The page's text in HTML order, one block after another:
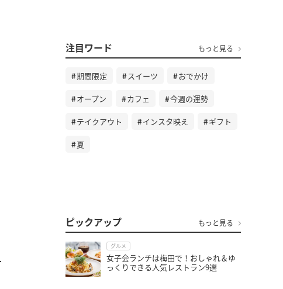
注目ワード もっと見る
期間限定 スイーツ おでかけ
オープン カフェ 今週の運勢
テイクアウト インスタ映え ギフト
夏
ピックアップ もっと見る
グルメ
女子会ランチは梅田で！おしゃれ＆ゆ
っくりできる人気レストラン9選